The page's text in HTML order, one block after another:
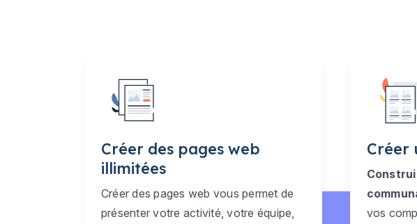
Créer des pages web
illimitées
Créer des pages web vous permet de
présenter votre activité, votre équipe,
Créer
vos